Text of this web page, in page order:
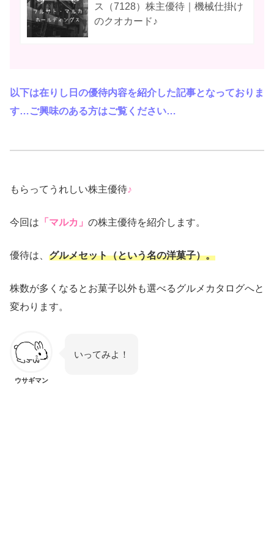
ス（7128）株主優待｜機械仕掛け
のクオカード♪
以下は在りし日の優待内容を紹介した記事となっておりま
す…ご興味のある方はご覧ください…
もらってうれしい株主優待♪
今回は 「マルカ」 の株主優待を紹介します。
優待は、 グルメセット（という名の洋菓子）。
株数が多くなるとお菓子以外も選べるグルメカタログへと
変わります。
ウサギマン
いってみよ！